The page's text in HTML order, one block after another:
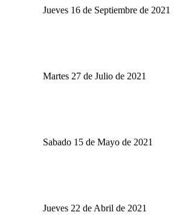
Jueves 16 de Septiembre de 2021
Martes 27 de Julio de 2021
Sabado 15 de Mayo de 2021
Jueves 22 de Abril de 2021